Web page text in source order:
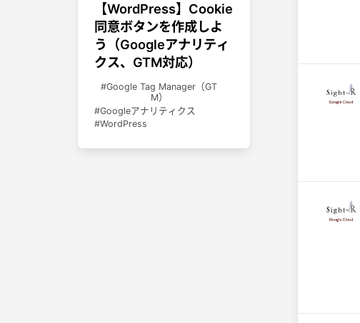
【WordPress】Cookie
同意ボタンを作成しよ
う（Googleアナリティ
クス、GTM対応）
Google Tag Manager（GT
M）
Googleアナリティクス
WordPress